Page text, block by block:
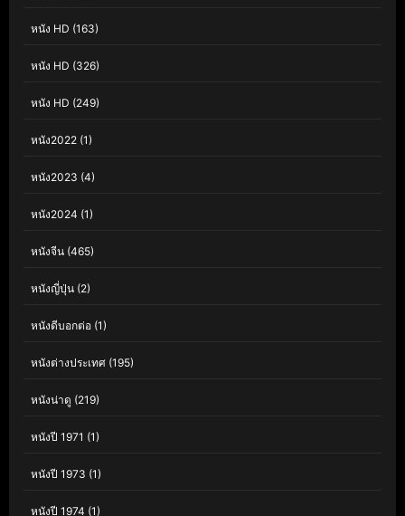
หนัง HD (163)
หนัง HD (326)
หนัง HD (249)
หนัง2022 (1)
หนัง2023 (4)
หนัง2024 (1)
หนังจีน (465)
หนังญี่ปุ่น (2)
หนังดีบอกต่อ (1)
หนังต่างประเทศ (195)
หนังน่าดู (219)
หนังปี 1971 (1)
หนังปี 1973 (1)
หนังปี 1974 (1)